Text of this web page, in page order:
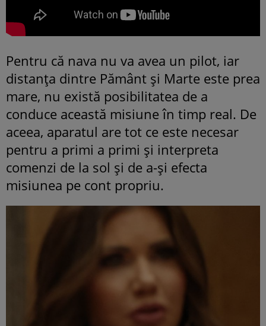
Pentru că nava nu va avea un pilot, iar
distanța dintre Pământ și Marte este prea
mare, nu există posibilitatea de a
conduce această misiune în timp real. De
aceea, aparatul are tot ce este necesar
pentru a primi a primi și interpreta
comenzi de la sol și de a-și efecta
misiunea pe cont propriu.